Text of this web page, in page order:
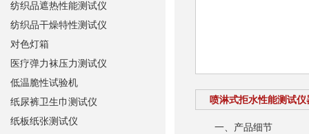
喷淋式拒水性能测试仪
一、产品细节
纺织品遮热性能测试仪
纺织品干燥特性测试仪
对色灯箱
医疗弹力袜压力测试仪
低温脆性试验机
纸尿裤卫生巾测试仪
纸板纸张测试仪